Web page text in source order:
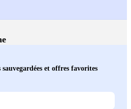
sauvegardées et offres favorites